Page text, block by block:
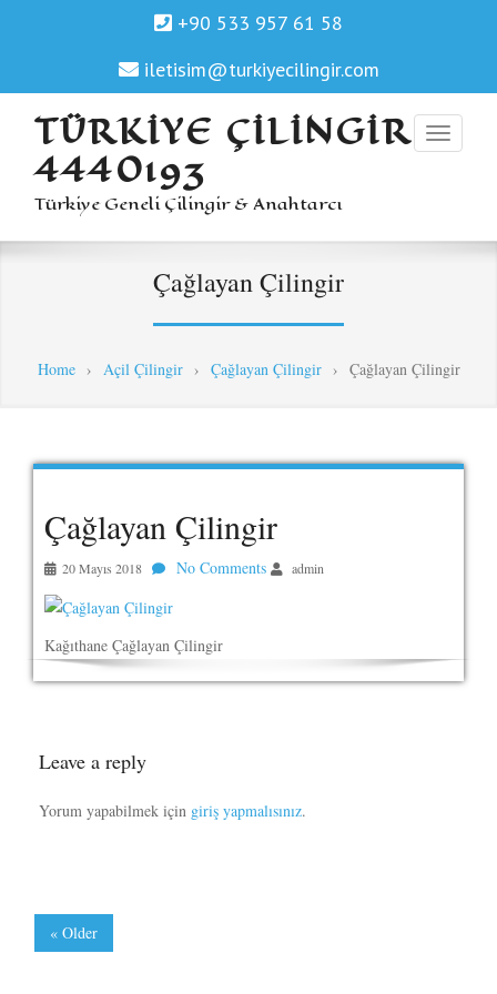
+90 533 957 61 58
iletisim@turkiyecilingir.com
TÜRKIYE ÇILINGIR
4440193
Türkiye Geneli Çilingir & Anahtarcı
Çağlayan Çilingir
Home› Açil Çilingir› Çağlayan Çilingir› Çağlayan Çilingir
Çağlayan Çilingir
20 Mayıs 2018 No Comments admin
Kağıthane Çağlayan Çilingir
Leave a reply
Yorum yapabilmek için giriş yapmalısınız.
« Older